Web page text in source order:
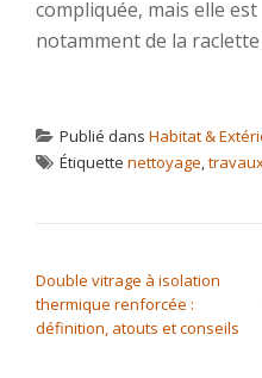
compliquée, mais elle
notamment de la raclette
Publié dans Habitat &
Étiquette nettoyage,
Double vitrage à isolation
thermique renforcée :
définition, atouts et conseils